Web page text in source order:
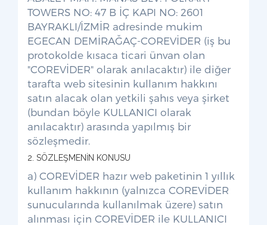
TOWERS NO: 47 B İÇ KAPI NO: 2601
BAYRAKLI/İZMİR adresinde mukim
EGECAN DEMİRAĞAÇ-COREVİDER (iş bu
protokolde kısaca ticari ünvan olan
"COREVİDER" olarak anılacaktır) ile diğer
tarafta web sitesinin kullanım hakkını
satın alacak olan yetkili şahıs veya şirket
(bundan böyle KULLANICI olarak
anılacaktır) arasında yapılmış bir
sözleşmedir.
2. SÖZLEŞMENİN KONUSU
a) COREVİDER hazır web paketinin 1 yıllık
kullanım hakkının (yalnızca COREVİDER
sunucularında kullanılmak üzere) satın
alınması için COREVİDER ile KULLANICI